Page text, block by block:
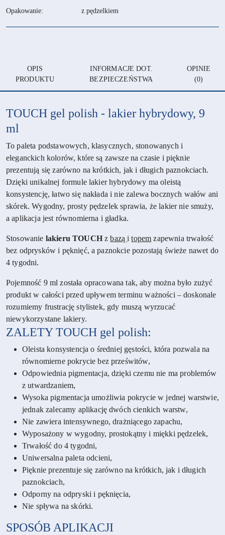
Opakowanie: z pędzelkiem
OPIS
PRODUKTU
INFORMACJE DOT.
BEZPIECZEŃSTWA
OPINIE
(0)
TOUCH gel polish - lakier hybrydowy, 9
ml
To paleta podstawowych, klasycznych, stonowanych i
eleganckich kolorów, które są zawsze na czasie i pięknie
prezentują się zarówno na krótkich, jak i długich paznokciach.
Dzięki unikalnej formule lakier hybrydowy ma oleistą
konsystencję, łatwo się nakłada i nie zalewa bocznych wałów ani
skórek. Wygodny, prosty pędzelek sprawia, że lakier nie smuży,
a aplikacja jest równomierna i gładka.
Stosowanie lakieru TOUCHzbaząitopem zapewnia trwałość
bez odprysków i pęknięć, a paznokcie pozostają świeże nawet do
4 tygodni.
Pojemność 9 ml została opracowana tak, aby można było zużyć
produkt w całości przed upływem terminu ważności – doskonale
rozumiemy frustrację stylistek, gdy muszą wyrzucać
niewykorzystane lakiery.
ZALETYTOUCH gel polish:
Oleista konsystencja o średniej gęstości, która pozwala na
równomierne pokrycie bez prześwitów,
Odpowiednia pigmentacja, dzięki czemu nie ma problemów
z utwardzaniem,
Wysoka pigmentacja umożliwia pokrycie w jednej warstwie,
jednak zalecamy aplikację dwóch cienkich warstw,
Nie zawiera intensywnego, drażniącego zapachu,
Wyposażony w wygodny, prostokątny i miękki pędzelek,
Trwałość do 4 tygodni,
Uniwersalna paleta odcieni,
Pięknie prezentuje się zarówno na krótkich, jak i długich
paznokciach,
Odporny na odpryski i pęknięcia,
Nie spływa na skórki.
SPOSÓB APLIKACJI